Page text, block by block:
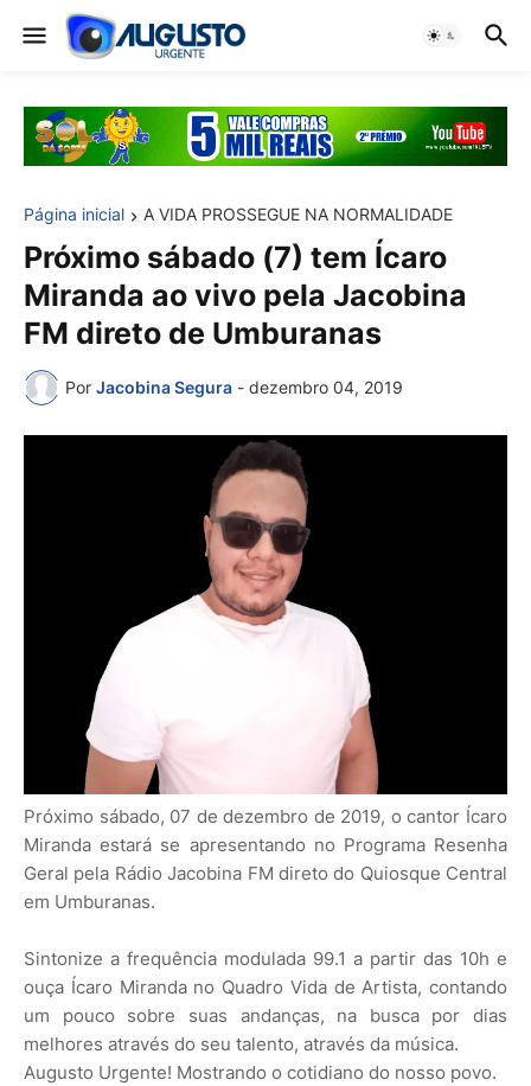
Página inicial A VIDA PROSSEGUE NA NORMALIDADE
Próximo sábado (7) tem Ícaro
Miranda ao vivo pela Jacobina
FM direto de Umburanas
Por Jacobina Segura - dezembro 04, 2019
Próximo sábado, 07 de dezembro de 2019, o cantor Ícaro
Miranda estará se apresentando no Programa Resenha
Geral pela Rádio Jacobina FM direto do Quiosque Central
em Umburanas.
Sintonize a frequência modulada 99.1 a partir das 10h e
ouça Ícaro Miranda no Quadro Vida de Artista, contando
um pouco sobre suas andanças, na busca por dias
melhores através do seu talento, através da música.
Augusto Urgente! Mostrando o cotidiano do nosso povo.